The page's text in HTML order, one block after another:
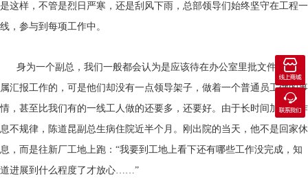
是这样，不管是烈日严寒，还是刮风下雨，总部领导们始终坚守在工程一
线，参与到每项工作中。
身为一个副总，我们一般都会认为是应该待在办公室里批文件、听下
属汇报工作的，可是他们却没有一点领导架子，做着一个普通员工做的事
情，甚至比我们有的一线工人做的还要多，还要好。由于长时间加班，作
息不规律，陈道昆副总生病住院近半个月。刚出院的当天，他不是回家休
息，而是往新厂工地上跑：“我要到工地上看下还有哪些工作没完成，知
道进展到什么程度了才放心……”

线上商城

联系我们